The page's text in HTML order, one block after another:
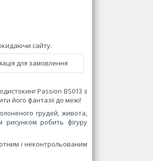
сайту.
для замовлення
Passion BS013 з
його фантазії до межі!
грудей, живота,
рисунком робить фігуру
і неконтрольованим